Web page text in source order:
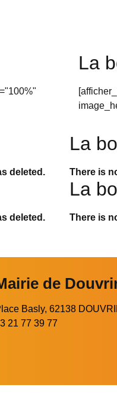
La
deleted.
La
There is
deleted.
La
There is
de
Basly, 62138
21 77 39 77